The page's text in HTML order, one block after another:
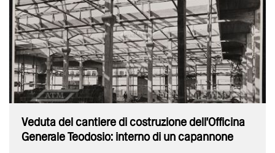
Veduta del cantiere di costruzione dell'Officina
Generale Teodosio: interno di un capannone